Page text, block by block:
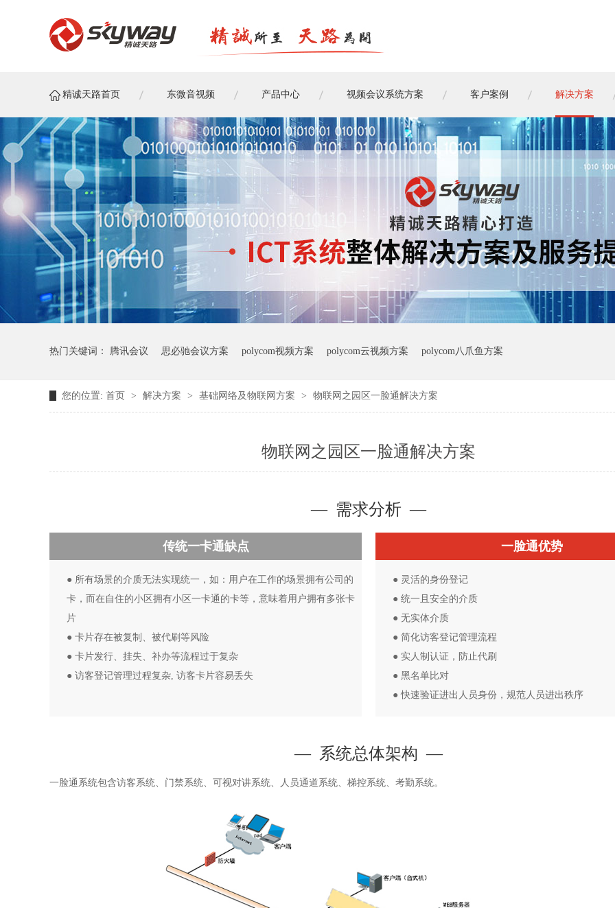
精诚天路首页 东微音视频 产品中心 视频会议系统方案 客户案例 解决方案
热门关键词： 腾讯会议 思必驰会议方案 polycom视频方案 polycom云视频方案 polycom八爪鱼方案
您的位置: 首页 > 解决方案 > 基础网络及物联网方案 > 物联网之园区一脸通解决方案
物联网之园区一脸通解决方案
— 需求分析 —
传统一卡通缺点
● 所有场景的介质无法实现统一，如：用户在工作的场景拥有公司的
卡，而在自住的小区拥有小区一卡通的卡等，意味着用户拥有多张卡
片
● 卡片存在被复制、被代刷等风险
● 卡片发行、挂失、补办等流程过于复杂
● 访客登记管理过程复杂, 访客卡片容易丢失
一脸通优势
● 灵活的身份登记
● 统一且安全的介质
● 无实体介质
● 简化访客登记管理流程
● 实人制认证，防止代刷
● 黑名单比对
● 快速验证进出人员身份，规范人员进出秩序
— 系统总体架构 —
一脸通系统包含访客系统、门禁系统、可视对讲系统、人员通道系统、梯控系统、考勤系统。